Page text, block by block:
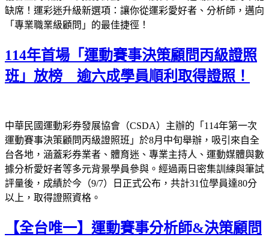
缺席！運彩迷升級新選項：讓你從運彩愛好者、分析師，邁向
「專業職業級顧問」的最佳捷徑！
114年首場「運動賽事決策顧問丙級證照
班」放榜 逾六成學員順利取得證照！
中華民國運動彩券發展協會（CSDA）主辦的「114年第一次
運動賽事決策顧問丙級證照班」於8月中旬舉辦，吸引來自全
台各地，涵蓋彩券業者、體育迷、專業主持人、運動媒體與數
據分析愛好者等多元背景學員參與。經過兩日密集訓練與筆試
評量後，成績於今（9/7）日正式公布，共計31位學員達80分
以上，取得證照資格。
【全台唯一】運動賽事分析師&決策顧問